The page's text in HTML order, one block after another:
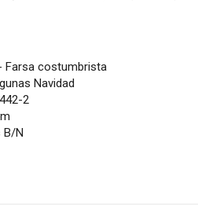
Farsa costumbrista
Navidad
2
B/N